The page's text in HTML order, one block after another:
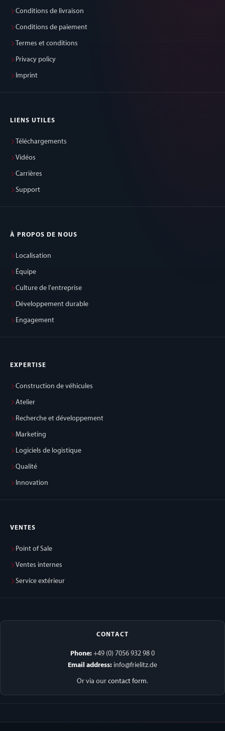
Conditions de livraison
Conditions de paiement
Termes et conditions
Privacy policy
Imprint
LIENS UTILES
Téléchargements
Vidéos
Carrières
Support
À PROPOS DE NOUS
Localisation
Équipe
Culture de l'entreprise
Développement durable
Engagement
EXPERTISE
Construction de véhicules
Atelier
Recherche et développement
Marketing
Logiciels de logistique
Qualité
Innovation
VENTES
Point of Sale
Ventes internes
Service extérieur
CONTACT
Phone: +49 (0) 7056 932 98 0
Email address: info@frielitz.de
Or via our contact form.